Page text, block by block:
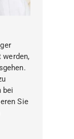
werden,
bei
Sie